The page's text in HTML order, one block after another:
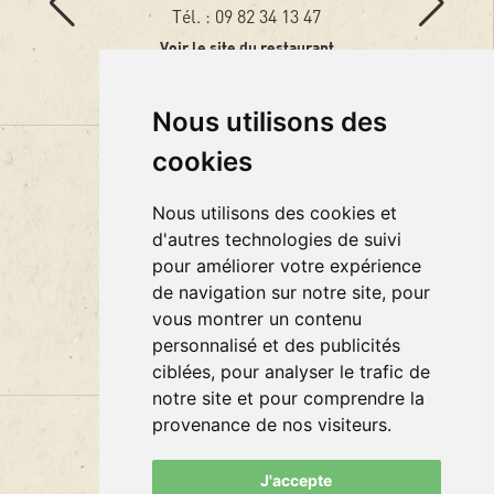
Nous utilisons des
cookies
Nous utilisons des cookies et
d'autres technologies de suivi
pour améliorer votre expérience
de navigation sur notre site, pour
vous montrer un contenu
personnalisé et des publicités
ciblées, pour analyser le trafic de
notre site et pour comprendre la
provenance de nos visiteurs.
J'accepte
Tél. : 09 82 34 13 47
Voir le site du restaurant
CONTACTEZ-NOUS
Plan du site